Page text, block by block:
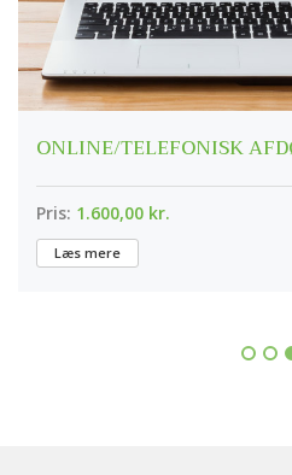
ONLINE/TELEFONISK
Pris: 1.600,00 kr.
Læs mere